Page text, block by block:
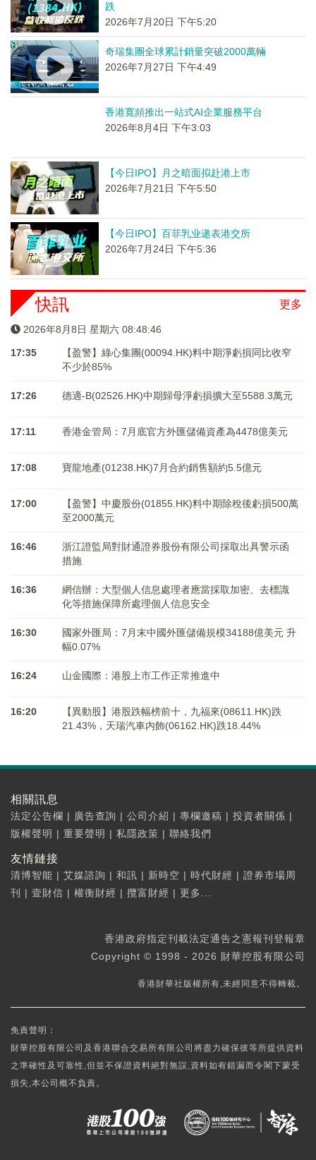
跌
2026年7月20日 下午5:20
奇瑞集團全球累計銷量突破2000萬輛
2026年7月27日 下午4:49
香港寬頻推出一站式AI企業服務平台
2026年8月4日 下午3:03
【今日IPO】月之暗面拟赴港上市
2026年7月21日 下午5:50
【今日IPO】百菲乳业递表港交所
2026年7月24日 下午5:36
更多
快訊
2026年8月8日 星期六 08:48:46
17:35
【盈警】綠心集團(00094.HK)料中期淨虧損同比收窄
不少於85%
17:26 德適-B(02526.HK)中期歸母淨虧損擴大至5588.3萬元
17:11 香港金管局：7月底官方外匯儲備資產為4478億美元
17:08 寶龍地產(01238.HK)7月合約銷售額約5.5億元
17:00
【盈警】中慶股份(01855.HK)料中期除稅後虧損500萬
至2000萬元
16:46
浙江證監局對財通證券股份有限公司採取出具警示函
措施
16:36
網信辦：大型個人信息處理者應當採取加密、去標識
化等措施保障所處理個人信息安全
16:30
國家外匯局：7月末中國外匯儲備規模34188億美元 升
幅0.07%
16:24 山金國際：港股上市工作正常推進中
16:20
【異動股】港股跌幅榜前十，九福來(08611.HK)跌
21.43%，天瑞汽車内飾(06162.HK)跌18.44%
相關訊息
法定公告欄 | 廣告查詢 | 公司介紹 | 專欄邀稿 | 投資者關係 |
版權聲明 | 重要聲明 | 私隱政策 | 聯絡我們
友情鏈接
清博智能 | 艾媒諮詢 | 和訊 | 新時空 | 時代財經 | 證券市場周
刊
| 壹財信 | 權衡財經 | 攬富財經 | 更多...
香港政府指定刊載法定通告之憲報刊登報章
Copyright © 1998 - 2026 財華控股有限公司
香港財華社版權所有,未經同意不得轉載。
免責聲明：
財華控股有限公司及香港聯合交易所有限公司將盡力確保彼等所提供資料
之準確性及可靠性,但並不保證資料絕對無誤,資料如有錯漏而令閣下蒙受
損失,本公司概不負責。